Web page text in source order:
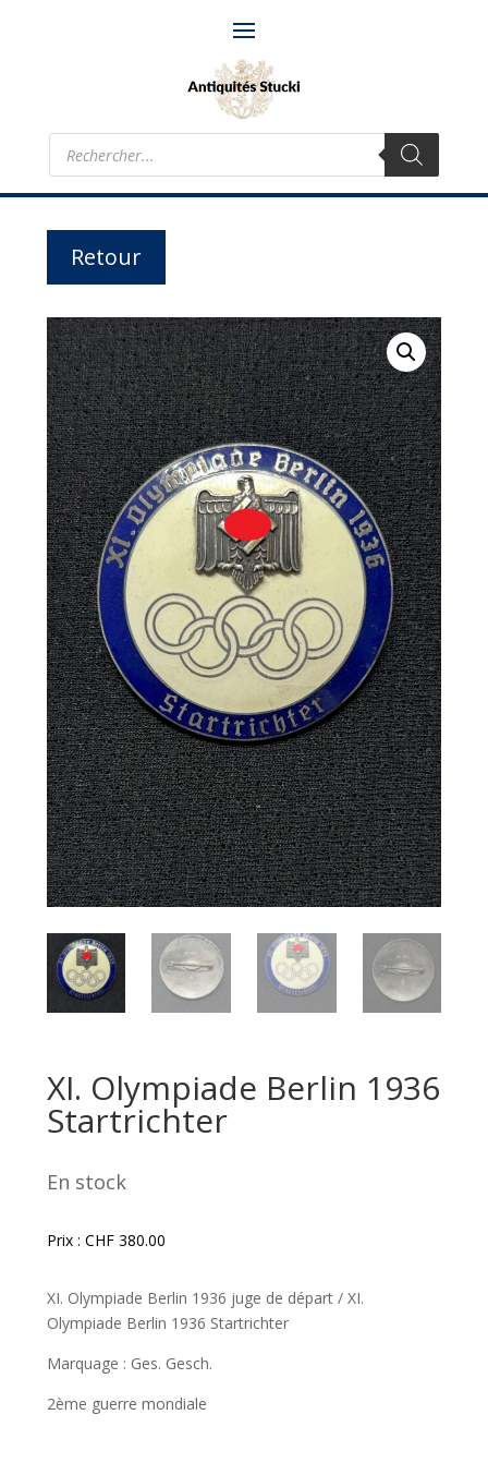
Recherche
produits
Retour
XI. Olympiade Berlin 1936
Startrichter
En stock
Prix : CHF380.00
XI. Olympiade Berlin 1936 juge de départ / XI.
Olympiade Berlin 1936 Startrichter
Marquage : Ges. Gesch.
2ème guerre mondiale